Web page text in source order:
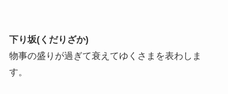
下り坂(くだりざか)
物事の盛りが過ぎて衰えてゆくさまを表わしま
す。